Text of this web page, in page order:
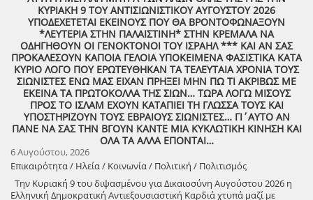
ΚΥΡΙΑΚΗ 9 ΤΟΥ ΑΝΤΙΣΙΩΝΙΣΤΙΚΟΥ ΑΥΓΟΥΣΤΟΥ 2026
ΥΠΟΔΕΧΕΤΕΤΑΙ ΕΚΕΙΝΟΥΣ ΠΟΥ ΘΑ ΒΡΟΝΤΟΦΩΝΑΞΟΥΝ
*ΛΕΥΤΕΡΙΑ ΣΤΗΝ ΠΑΛΑΙΣΤΙΝΗ* ΣΤΗΝ ΚΡΕΜΑΛΑ ΝΑ
ΟΔΗΓΗΘΟΥΝ ΟΙ ΓΕΝΟΚΤΟΝΟΙ ΤΟΥ ΙΣΡΑΗΛ *** ΚΑΙ ΑΝ ΣΑΣ
ΠΡΟΚΑΛΕΣΟΥΝ ΚΑΠΟΙΑ ΓΕΛΟΙΑ ΥΠΟΚΕΙΜΕΝΑ ΦΑΣΙΣΤΙΚΑ ΚΑΤΑ
ΚΥΡΙΟ ΛΟΓΟ ΠΟΥ ΕΡΩΤΕΥΘΗΚΑΝ ΤΑ ΤΕΛΕΥΤΑΙΑ ΧΡΟΝΙΑ ΤΟΥΣ
ΣΙΩΝΙΣΤΕΣ ΕΝΩ ΜΑΣ ΕΙΧΑΝ ΠΡΗΞΕΙ ΜΗΝ ΠΩ ΤΙ ΑΚΡΙΒΩΣ ΜΕ
ΕΚΕΙΝΑ ΤΑ ΠΡΩΤΟΚΟΛΛΑ ΤΗΣ ΣΙΩΝ… ΤΩΡΑ ΛΟΓΩ ΜΙΣΟΥΣ
ΠΡΟΣ ΤΟ ΙΣΛΑΜ ΕΧΟΥΝ ΚΑΤΑΠΙΕΙ ΤΗ ΓΛΩΣΣΑ ΤΟΥΣ ΚΑΙ
ΥΠΟΣΤΗΡΙΖΟΥΝ ΤΟΥΣ ΕΒΡΑΙΟΥΣ ΣΙΩΝΙΣΤΕΣ… ΓΙ΄ΑΥΤΟ ΑΝ
ΠΑΝΕ ΝΑ ΣΑΣ ΤΗΝ ΒΓΟΥΝ ΚΑΝΤΕ ΜΙΑ ΚΥΚΛΩΤΙΚΗ ΚΙΝΗΣΗ ΚΑΙ
ΟΛΑ ΤΑ ΑΛΛΑ ΕΠΟΝΤΑΙ…
6 Αυγούστου, 2026
Επικαιρότητα / Ηλεία / Κοινωνία / Πολιτική / Πολιτισμός
Την Κυριακή 9 του διψασμένου για Δικαιοσύνη Αυγούστου 2026 η
Ελληνική Δημοκρατική Αντιεξουσιαστική Καρδιά χτυπά μαζί με